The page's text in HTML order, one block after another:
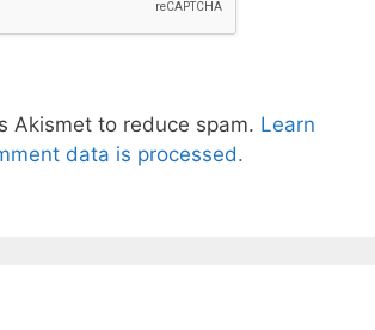
Akismet to reduce spam. Learn
data is processed.